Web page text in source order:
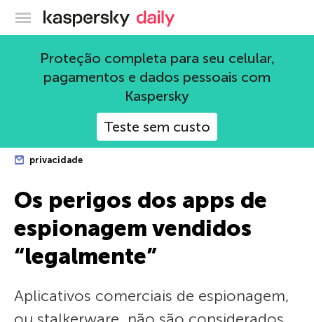
Blog oficial da Kaspersky
Proteção completa para seu celular,
pagamentos e dados pessoais com
Kaspersky
Teste sem custo
privacidade
Os perigos dos apps de
espionagem vendidos
“legalmente”
Aplicativos comerciais de espionagem,